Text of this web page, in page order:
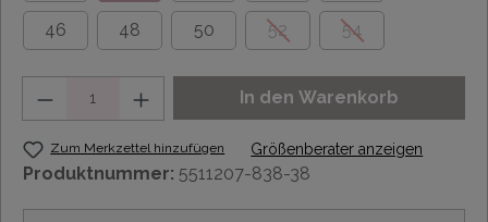
46 48 50 52 54
In den Warenkorb
Zum Merkzettel hinzufügen Größenberater anzeigen
Produktnummer: 5511207-838-38